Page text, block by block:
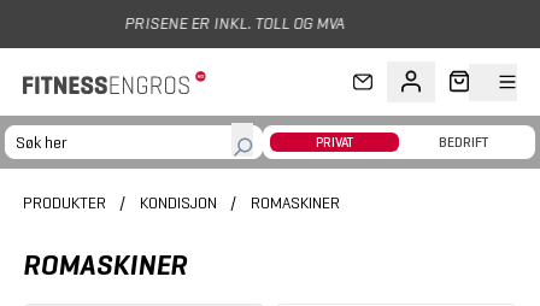
Hopp til hovedinnhold
PRIVAT BEDRIFT
PRODUKTER / KONDISJON / ROMASKINER
ROMASKINER